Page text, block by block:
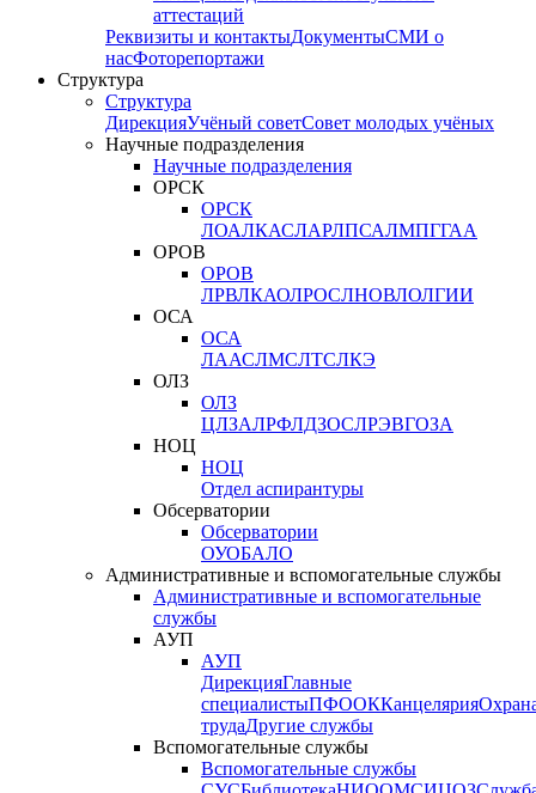
аттестаций
Реквизиты и контактыДокументыСМИ о
насФоторепортажи
Структура
Структура
ДирекцияУчёный советСовет молодых учёных
Научные подразделения
Научные подразделения
ОРСК
ОРСК
ЛОАЛКАСЛАРЛПСАЛМПГГАА
ОРОВ
ОРОВ
ЛРВЛКАОЛРОСЛНОВЛОЛГИИ
ОСА
ОСА
ЛААСЛМСЛТСЛКЭ
ОЛЗ
ОЛЗ
ЦЛЗАЛРФЛДЗОСЛРЭВГОЗА
НОЦ
НОЦ
Отдел аспирантуры
Обсерватории
Обсерватории
ОУОБАЛО
Административные и вспомогательные службы
Административные и вспомогательные
службы
АУП
АУП
ДирекцияГлавные
специалистыПФООККанцелярия
трудаДругие службы
Вспомогательные службы
Вспомогательные службы